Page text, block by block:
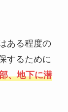
ある程度の
するために
、地下に潜